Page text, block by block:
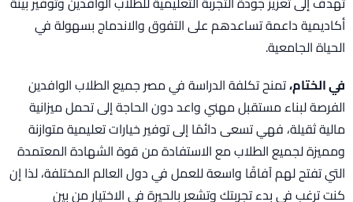
أكاديمية داعمة تساعدهم على التفوق والاندماج بسهولة في
الحياة الجامعية.
في الختام،تمنح تكلفة الدراسة في مصر جميع الطلاب الوافدين
الفرصة لبناء مستقبل مهني واعد دون الحاجة إلى تحمل ميزانية
مالية ثقيلة، فهي تسعى دائمًا إلى توفير خيارات تعليمية متوازنة
ومميزة لجميع الطلاب مع الاستفادة من قوة الشهادة المعتمدة
التي تفتح لهم آفاقًا واسعة للعمل في دول العالم المختلفة، لذا إن
كنت ترغب في بدء تجربتك وتشعر بالحيرة في الاختيار من بين